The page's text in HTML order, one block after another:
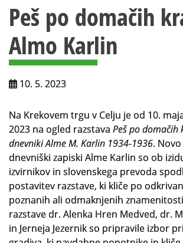
Vloga za upravne namene
Vloga za čitalnico
Vodnik po fondih in zbirkah
VAČ – VIRTUALNA ARHIVSKA ČITALNICA
Za ustvarjalce
Strokovna usposabljanja za uslužbence
Gradivo
Register ustvarjalcev
Arhivske škatle
Peš po domačih
Almo Karlin
10. 5. 2023
Na Krekovem trgu v Celju je od 10.
2023 na ogled razstava Peš po
dnevniki Alme M. Karlin 1934-1936.
dnevniški zapiski Alme Karlin so ob
izvirnikov in slovenskega prevoda
postavitev razstave, ki kliče po
poznanih ali odmaknjenih
razstave dr. Alenka Hren Medved, dr.
in Jerneja Jezernik so pripravile izbor